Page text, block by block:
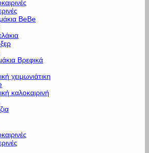
BeBe
Βρεφικά
χειμωνιάτικη
καλοκαιρινή